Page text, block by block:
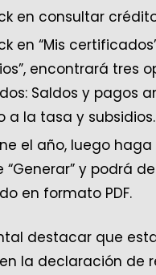
en consultar
en “Mis
encontrará tres
Saldos y pagos
a la tasa y subsidios.
el año, luego
“Generar” y podrá
en formato PDF.
destacar que
la declaración de